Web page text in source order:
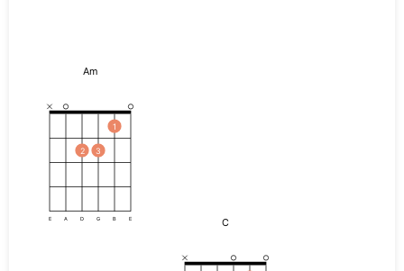
Am
2 3
1
E A D G B E C